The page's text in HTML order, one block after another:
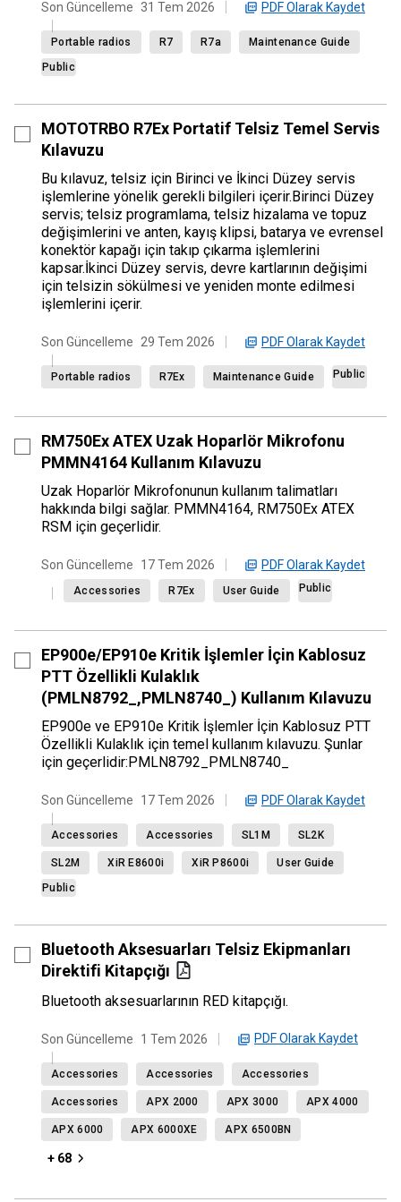
Son Güncelleme 31 Tem 2026 PDF Olarak Kaydet
Portable radios R7 R7a
Maintenance Guide
Public
MOTOTRBO R7Ex Portatif Telsiz Temel Servis
Kılavuzu
Bu kılavuz, telsiz için Birinci ve İkinci Düzey servis
işlemlerine yönelik gerekli bilgileri içerir.Birinci Düzey
servis; telsiz programlama, telsiz hizalama ve topuz
değişimlerini ve anten, kayış klipsi, batarya ve evrensel
konektör kapağı için takıp çıkarma işlemlerini
kapsar.İkinci Düzey servis, devre kartlarının değişimi
için telsizin sökülmesi ve yeniden monte edilmesi
işlemlerini içerir.
Son Güncelleme 29 Tem 2026 PDF Olarak Kaydet
Portable radios R7Ex Maintenance Guide Public
RM750Ex ATEX Uzak Hoparlör Mikrofonu
PMMN4164 Kullanım Kılavuzu
Uzak Hoparlör Mikrofonunun kullanım talimatları
hakkında bilgi sağlar. PMMN4164, RM750Ex ATEX
RSM için geçerlidir.
Son Güncelleme 17 Tem 2026 PDF Olarak Kaydet
Accessories R7Ex User Guide Public
EP900e/EP910e Kritik İşlemler İçin Kablosuz
PTT Özellikli Kulaklık
(PMLN8792_,PMLN8740_) Kullanım Kılavuzu
EP900e ve EP910e Kritik İşlemler İçin Kablosuz PTT
Özellikli Kulaklık için temel kullanım kılavuzu. Şunlar
için geçerlidir:PMLN8792_PMLN8740_
Son Güncelleme 17 Tem 2026 PDF Olarak Kaydet
Accessories Accessories SL1M SL2K
SL2M XiR E8600i XiR P8600i
User Guide
Public
Bluetooth Aksesuarları Telsiz Ekipmanları
Direktifi Kitapçığı
Bluetooth aksesuarlarının RED kitapçığı.
Son Güncelleme 1 Tem 2026 PDF Olarak Kaydet
Accessories Accessories Accessories
Accessories APX 2000 APX 3000 APX 4000
APX 6000 APX 6000XE APX 6500BN
+ 68